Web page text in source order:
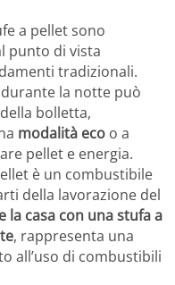
a pellet sono
punto di vista
tradizionali.
la notte può
bolletta,
modalità eco o a
pellet e energia.
è un combustibile
della lavorazione del
la casa con una stufa a
, rappresenta una
all’uso di combustibili